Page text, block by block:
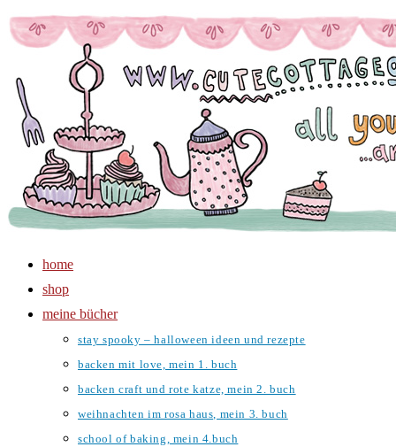
Zum
Inhalt
home
shop
meine bücher
stay spooky – halloween ideen und rezepte
backen mit love, mein 1. buch
backen craft und rote katze, mein 2. buch
weihnachten im rosa haus, mein 3. buch
school of baking, mein 4.buch